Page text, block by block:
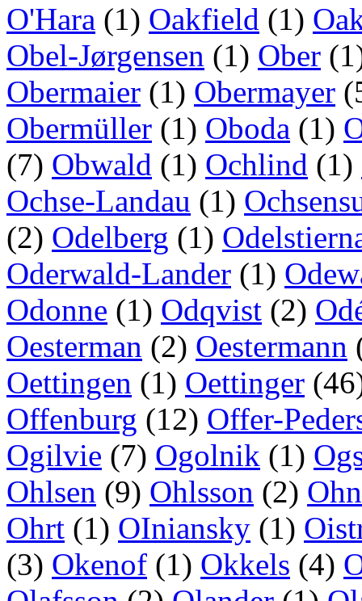
O'Hara (1) Oakfield (1)
Obel-Jørgensen (1) Ober
Obermaier (1) Obermayer
Obermüller (1) Oboda (1)
(7) Obwald (1) Ochlind (1)
Ochse-Landau (1)
(2) Odelberg (1)
Oderwald-Lander (1)
Odonne (1) Odqvist (2)
Oesterman (2) Oestermann
Oettingen (1) Oettinger
Offenburg (12) Offer-
Ogilvie (7) Ogolnik (1)
Ohlsen (9) Ohlsson (2) Ohn
Ohrt (1) OIniansky (1)
(3) Okenof (1) Okkels (4)